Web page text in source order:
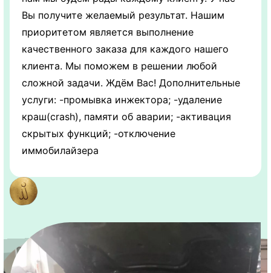
Вы получите желаемый результат. Нашим
приоритетом является выполнение
качественного заказа для каждого нашего
клиента. Мы поможем в решении любой
сложной задачи. Ждём Вас! Дополнительные
услуги: -промывка инжектора; -удаление
краш(crash), памяти об аварии; -активация
скрытых функций; -отключение
иммобилайзера